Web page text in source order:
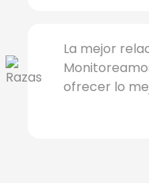
La mejor
ofrecer lo